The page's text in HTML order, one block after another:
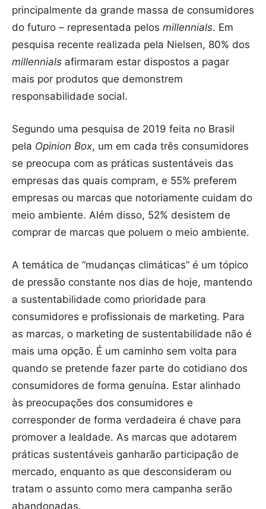
principalmente da grande massa de consumidores
do futuro – representada pelos millennials. Em
pesquisa recente realizada pela Nielsen, 80% dos
millennials afirmaram estar dispostos a pagar
mais por produtos que demonstrem
responsabilidade social.
Segundo uma pesquisa de 2019 feita no Brasil
pela Opinion Box, um em cada três consumidores
se preocupa com as práticas sustentáveis das
empresas das quais compram, e 55% preferem
empresas ou marcas que notoriamente cuidam do
meio ambiente. Além disso, 52% desistem de
comprar de marcas que poluem o meio ambiente.
A temática de “mudanças climáticas” é um tópico
de pressão constante nos dias de hoje, mantendo
a sustentabilidade como prioridade para
consumidores e profissionais de marketing. Para
as marcas, o marketing de sustentabilidade não é
mais uma opção. É um caminho sem volta para
quando se pretende fazer parte do cotidiano dos
consumidores de forma genuína. Estar alinhado
às preocupações dos consumidores e
corresponder de forma verdadeira é chave para
promover a lealdade. As marcas que adotarem
práticas sustentáveis ​​ganharão participação de
mercado, enquanto as que desconsideram ou
tratam o assunto como mera campanha serão
abandonadas.